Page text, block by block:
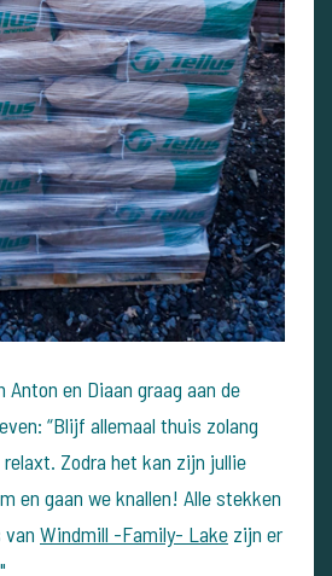
Anton en Diaan graag aan de
“Blijf allemaal thuis zolang
Zodra het kan zijn jullie
en gaan we knallen! Alle stekken
Windmill -Family- Lake zijn er